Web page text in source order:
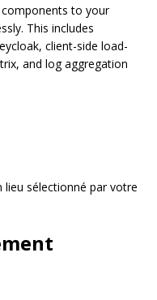
to your
This includes
client-side load-
and log aggregation
sélectionné par votre